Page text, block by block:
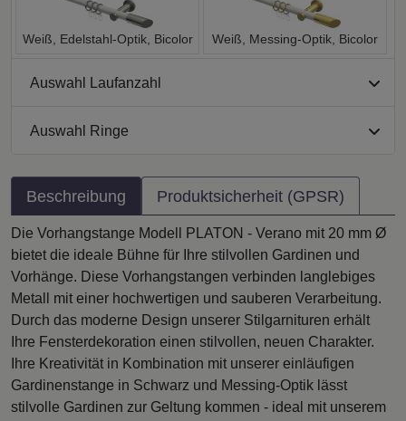
Weiß, Edelstahl-Optik, Bicolor Weiß, Messing-Optik, Bicolor
Auswahl Laufanzahl
Auswahl Ringe
Beschreibung Produktsicherheit (GPSR)
Die Vorhangstange Modell PLATON - Verano mit 20 mm Ø
bietet die ideale Bühne für Ihre stilvollen Gardinen und
Vorhänge. Diese Vorhangstangen verbinden langlebiges
Metall mit einer hochwertigen und sauberen Verarbeitung.
Durch das moderne Design unserer Stilgarnituren erhält
Ihre Fensterdekoration einen stilvollen, neuen Charakter.
Ihre Kreativität in Kombination mit unserer einläufigen
Gardinenstange in Schwarz und Messing-Optik lässt
stilvolle Gardinen zur Geltung kommen - ideal mit unserem